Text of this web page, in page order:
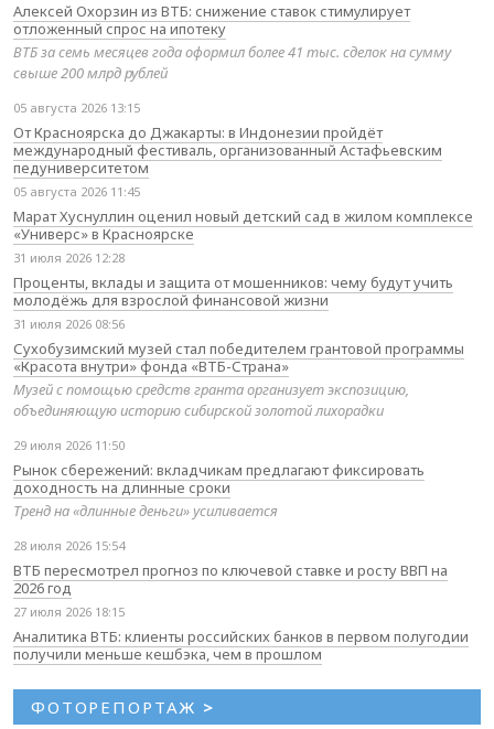
Алексей Охорзин из ВТБ: снижение ставок стимулирует
отложенный спрос на ипотеку
ВТБ за семь месяцев года оформил более 41 тыс. сделок на сумму
свыше 200 млрд рублей
05 августа 2026 13:15
От Красноярска до Джакарты: в Индонезии пройдёт
международный фестиваль, организованный Астафьевским
педуниверситетом
05 августа 2026 11:45
Марат Хуснуллин оценил новый детский сад в жилом комплексе
«Универс» в Красноярске
31 июля 2026 12:28
Проценты, вклады и защита от мошенников: чему будут учить
молодёжь для взрослой финансовой жизни
31 июля 2026 08:56
Сухобузимский музей стал победителем грантовой программы
«Красота внутри» фонда «ВТБ-Страна»
Музей с помощью средств гранта организует экспозицию,
объединяющую историю сибирской золотой лихорадки
29 июля 2026 11:50
Рынок сбережений: вкладчикам предлагают фиксировать
доходность на длинные сроки
Тренд на «длинные деньги» усиливается
28 июля 2026 15:54
ВТБ пересмотрел прогноз по ключевой ставке и росту ВВП на
2026 год
27 июля 2026 18:15
Аналитика ВТБ: клиенты российских банков в первом полугодии
получили меньше кешбэка, чем в прошлом
ФОТОРЕПОРТАЖ >